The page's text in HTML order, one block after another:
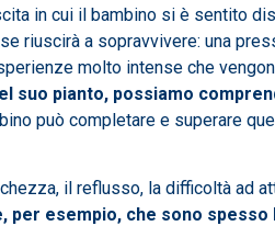
in cui il bambino si è sentito
riuscirà a sopravvivere: una
molto intense che
suo pianto, possiamo
può completare e superare
il reflusso, la difficoltà ad
esempio, che sono